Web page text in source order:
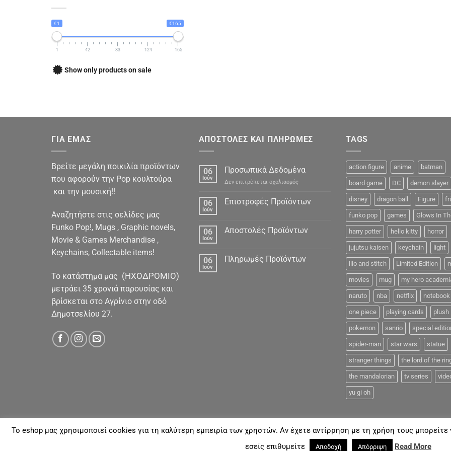
€1 €165
1 42 83 124 165
Show only products on sale
ΓΙΑ ΕΜΑΣ
Βρείτε μεγάλη ποικιλία προϊόντων
που αφορούν την Pop κουλτούρα
και την μουσική!!
Αναζητήστε στις σελίδες μας
Funko Pop!, Mugs , Graphic novels,
Movie & Games Merchandise ,
Keychains, Collectable items!
To κατάστημα μας (ΗΧΟΔΡΟΜΙΟ)
μετράει 35 χρονιά παρουσίας και
βρίσκεται στο Αγρίνιο στην οδό
Δημοτσελίου 27.
ΑΠΟΣΤΟΛΕΣ ΚΑΙ ΠΛΗΡΩΜΕΣ
06
Ιούν
Προσωπικά Δεδομένα
Δεν επιτρέπεται σχολιασμόςστο
Δεδομένα
06
Ιούν
Επιστροφές Προϊόντων
06
Ιούν
Αποστολές Προϊόντων
06
Ιούν
Πληρωμές Προϊόντων
TAGS
action figure anime batman
board game DC demon slayer
disney dragon ball Figure
funko pop games Glows In
harry potter hello kitty horror
jujutsu kaisen keychain light
lilo and stitch Limited Edition
movies mug my hero
naruto nba netflix notebook
one piece playing cards plush
pokemon sanrio special
spider-man star wars statue
stranger things the lord of the
the mandalorian tv series
yu gi oh
ΓΙΑ ΕΜΆΣ ΑΠΟΣΤΟΛΈΣ & ΠΛΗΡΩΜΈΣ ΕΠΙΚΟΙΝΩΝΊΑ FAQ
Coolmerch.gr
To eshop μας χρησιμοποιεί cookies για τη καλύτερη εμπειρία των χρηστών. Αν έχετε αντίρρηση με τη χρήση τους μπορείτε
εσείς επιθυμείτε
Αποδοχή Απόρριψη Read More